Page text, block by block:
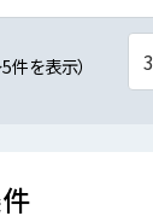
件を表示）